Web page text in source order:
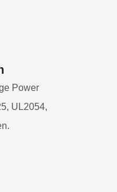
Power
UL2054,